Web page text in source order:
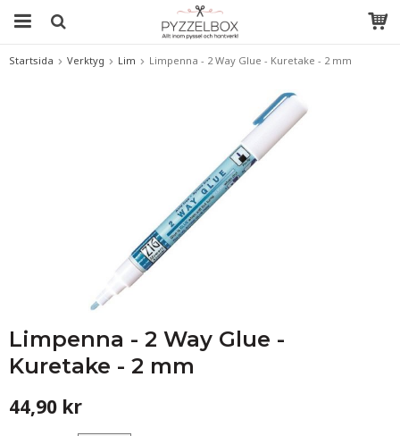
Startsida Verktyg Lim Limpenna - 2 Way Glue - Kuretake - 2 mm
Limpenna - 2 Way Glue -
Kuretake - 2 mm
44,90 kr